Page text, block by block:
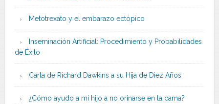
Metotrexato y el embarazo ectópico
Inseminación Artificial: Procedimiento y Probabilidades
de Éxito
Carta de Richard Dawkins a su Hija de Diez Años
¿Cómo ayudo a mi hijo a no orinarse en la cama?